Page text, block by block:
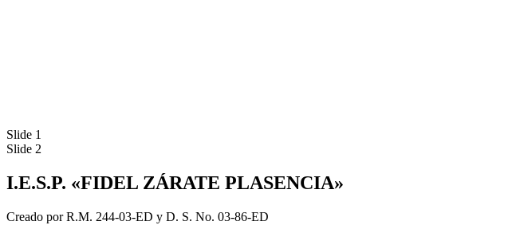
Slide 1
Slide 2
I.E.S.P. «FIDEL ZÁRATE PLASENCIA»
Creado por R.M. 244-03-ED y D. S. No. 03-86-ED